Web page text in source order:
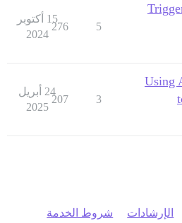
5
276
15 أكتوبر
2024
Using
3
207
24 أبريل
2025
الإرشادات شروط الخدمة